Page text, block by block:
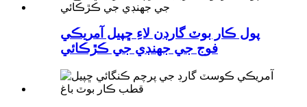
پول ڪار بوٽ گارڊن لاءِ ڇپيل آمريڪي
فوج جي جهنڊي جي ڪڙڪائي